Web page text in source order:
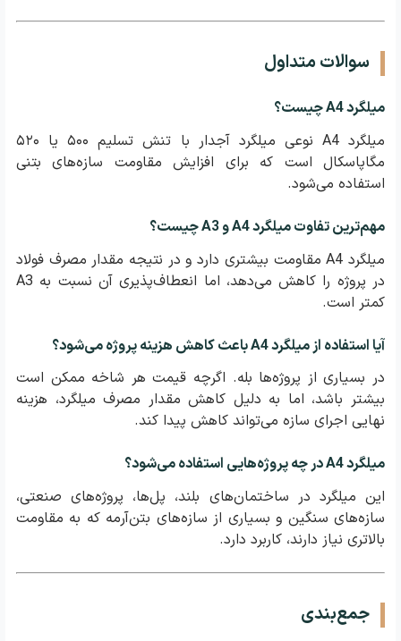
سوالات متداول
میلگرد A4 چیست؟
میلگرد A4 نوعی میلگرد آجدار با تنش تسلیم ۵۰۰ یا ۵۲۰
مگاپاسکال است که برای افزایش مقاومت سازه‌های بتنی
استفاده می‌شود.
مهم‌ترین تفاوت میلگرد A4 و A3 چیست؟
میلگرد A4 مقاومت بیشتری دارد و در نتیجه مقدار مصرف فولاد
در پروژه را کاهش می‌دهد، اما انعطاف‌پذیری آن نسبت به A3
کمتر است.
آیا استفاده از میلگرد A4 باعث کاهش هزینه پروژه می‌شود؟
در بسیاری از پروژه‌ها بله. اگرچه قیمت هر شاخه ممکن است
بیشتر باشد، اما به دلیل کاهش مقدار مصرف میلگرد، هزینه
نهایی اجرای سازه می‌تواند کاهش پیدا کند.
میلگرد A4 در چه پروژه‌هایی استفاده می‌شود؟
این میلگرد در ساختمان‌های بلند، پل‌ها، پروژه‌های صنعتی،
سازه‌های سنگین و بسیاری از سازه‌های بتن‌آرمه که به مقاومت
بالاتری نیاز دارند، کاربرد دارد.
جمع‌بندی